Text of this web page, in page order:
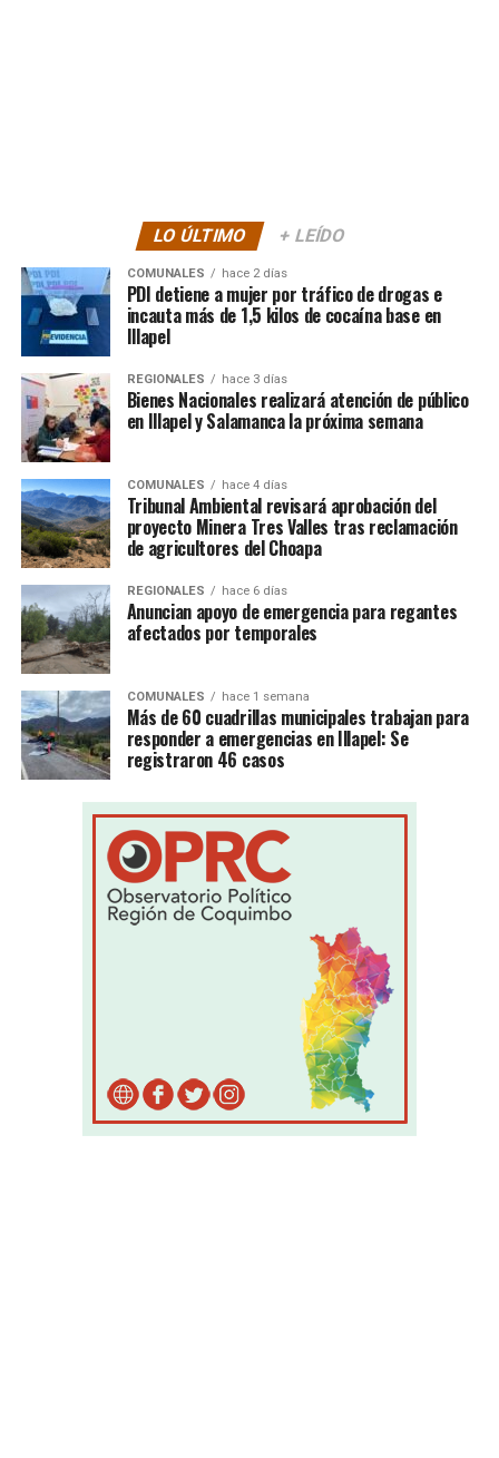
LO ÚLTIMO + LEÍDO
COMUNALES hace 2 días
PDI detiene a mujer por tráfico de drogas e
incauta más de 1,5 kilos de cocaína base en
Illapel
REGIONALES hace 3 días
Bienes Nacionales realizará atención de público
en Illapel y Salamanca la próxima semana
COMUNALES hace 4 días
Tribunal Ambiental revisará aprobación del
proyecto Minera Tres Valles tras reclamación
de agricultores del Choapa
REGIONALES hace 6 días
Anuncian apoyo de emergencia para regantes
afectados por temporales
COMUNALES hace 1 semana
Más de 60 cuadrillas municipales trabajan para
responder a emergencias en Illapel: Se
registraron 46 casos